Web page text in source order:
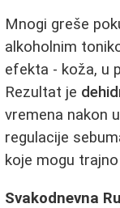
Mnogi greše
alkoholnim
efekta - koža, u
Rezultat je
vremena nakon
regulacije
koje mogu
Svakodnevna